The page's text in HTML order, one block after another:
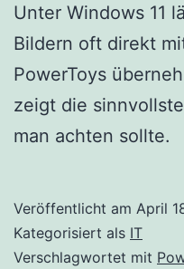
Unter Windows 11
Bildern oft direkt
PowerToys
zeigt die
man achten sollte.
Veröffentlicht am April
Kategorisiert als IT
Verschlagwortet mit